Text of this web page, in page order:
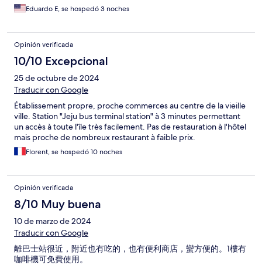
Eduardo E, se hospedó 3 noches
Opinión verificada
10/10 Excepcional
25 de octubre de 2024
Traducir con Google
Établissement propre, proche commerces au centre de la vieille
ville. Station "Jeju bus terminal station" à 3 minutes permettant
un accès à toute l'île très facilement. Pas de restauration à l'hôtel
mais proche de nombreux restaurant à faible prix.
Florent, se hospedó 10 noches
Opinión verificada
8/10 Muy buena
10 de marzo de 2024
Traducir con Google
離巴士站很近，附近也有吃的，也有便利商店，蠻方便的。1樓有
咖啡機可免費使用。